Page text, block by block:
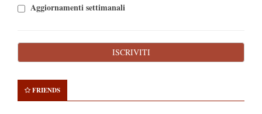
Aggiornamenti settimanali
FRIENDS